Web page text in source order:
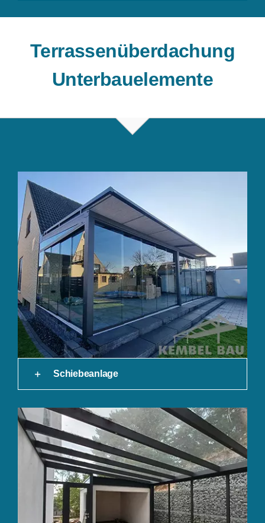
Terrassenüberdachung
Unterbauelemente
Schiebeanlage